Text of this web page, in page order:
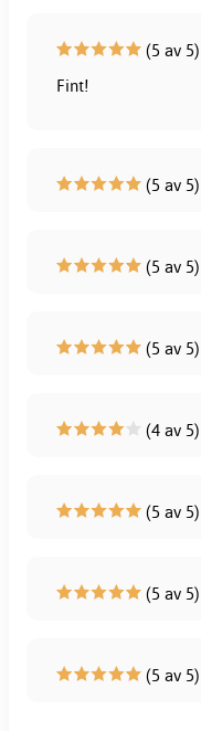
(5 av
Fint!
(5 av
(5 av
(5 av
(4 av
(5 av
(5 av
(5 av